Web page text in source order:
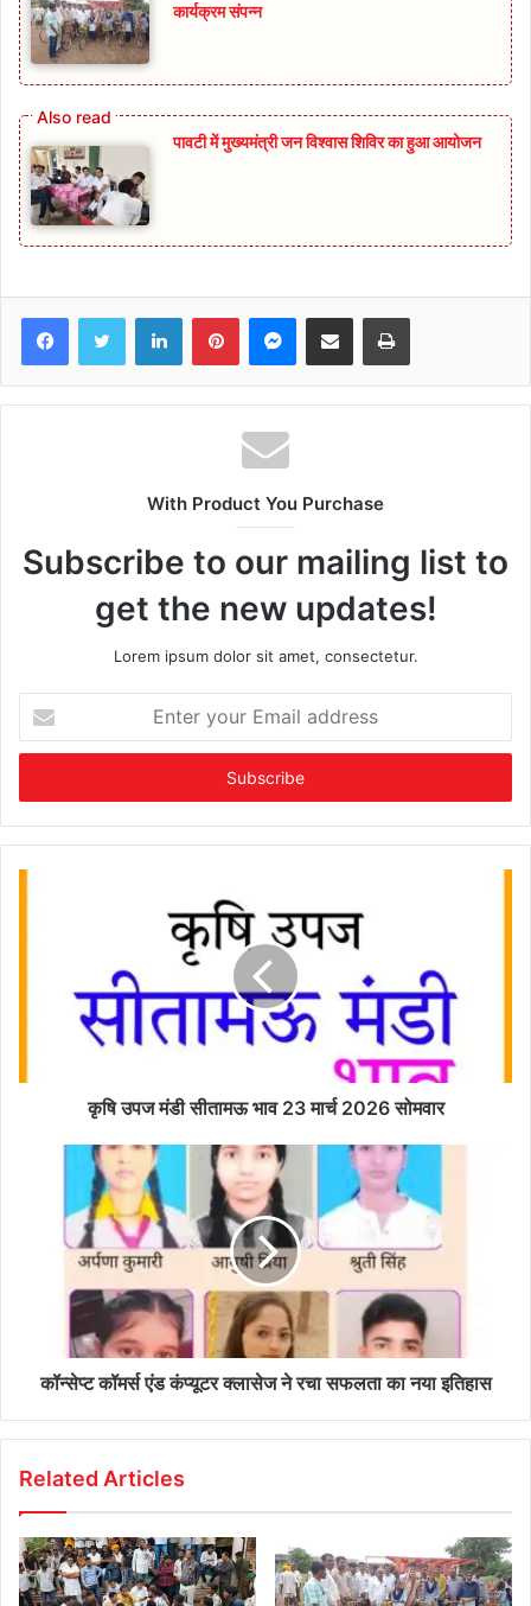
कार्यक्रम संपन्न
पावटी में मुख्यमंत्री जन विश्वास शिविर का हुआ आयोजन
FacebookTwitter LinkedInPinterestMessenger
Share via Email Print
With Product You Purchase
Subscribe to our mailing list to
get the new updates!
Lorem ipsum dolor sit amet, consectetur.
your
Email
कृषि उपज मंडी सीतामऊ भाव 23 मार्च 2026 सोमवार
कॉन्सेप्ट कॉमर्स एंड कंप्यूटर क्लासेज ने रचा सफलता का नया इतिहास
Related Articles